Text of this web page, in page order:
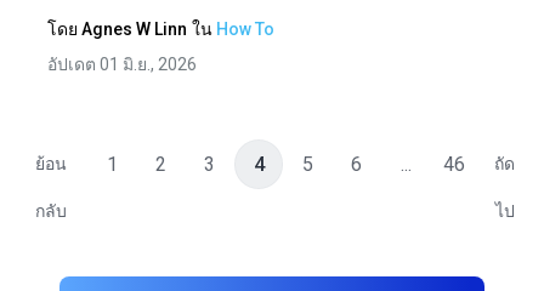
โดย Agnes W Linn ใน How To
อัปเดต 01 มิ.ย., 2026
ย้อน
กลับ
1 2 3 4 5 6 ... 46 ถัด
ไป